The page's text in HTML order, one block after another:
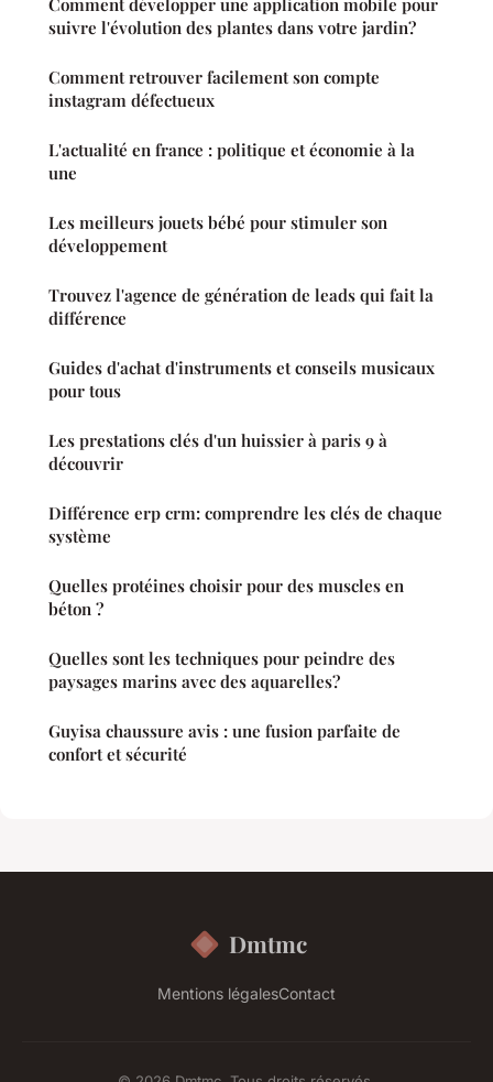
Comment développer une application mobile pour
suivre l'évolution des plantes dans votre jardin?
Comment retrouver facilement son compte
instagram défectueux
L'actualité en france : politique et économie à la
une
Les meilleurs jouets bébé pour stimuler son
développement
Trouvez l'agence de génération de leads qui fait la
différence
Guides d'achat d'instruments et conseils musicaux
pour tous
Les prestations clés d'un huissier à paris 9 à
découvrir
Différence erp crm: comprendre les clés de chaque
système
Quelles protéines choisir pour des muscles en
béton ?
Quelles sont les techniques pour peindre des
paysages marins avec des aquarelles?
Guyisa chaussure avis : une fusion parfaite de
confort et sécurité
Dmtmc
Mentions légalesContact